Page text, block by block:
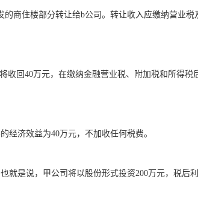
商住楼部分转让给b公司。转让收入应缴纳营业税
收回40万元，在缴纳金融营业税、附加税和所得税
经济效益为40万元，不加收任何税费。
就是说，甲公司将以股份形式投资200万元，税后